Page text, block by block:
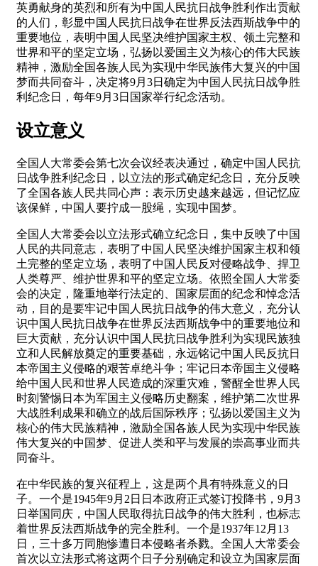
英勇献身的英烈和所有为中国人民抗日战争胜利作出贡献
的人们，彰显中国人民抗日战争在世界反法西斯战争中的
重要地位，表明中国人民坚决维护国家主权、领土完整和
世界和平的坚定立场，弘扬以爱国主义为核心的伟大民族
精神，激励全国各族人民为实现中华民族伟大复兴的中国
梦而共同奋斗，决定将9月3日确定为中国人民抗日战争胜
利纪念日，每年9月3日国家举行纪念活动。
设立意义
全国人大常委会第七次会议经表决通过，确定中国人民抗
日战争胜利纪念日，以立法的形式确定纪念日，充分反映
了全国各族人民共同心声：表示历史越来越远，但记忆应
该保鲜，中国人要拧成一股绳，实现中国梦。
全国人大常委会以立法形式确立纪念日，集中反映了中国
人民的共同意志，表明了中国人民坚决维护国家主权和领
土完整的坚定立场，表明了中国人民反对侵略战争、捍卫
人类尊严、维护世界和平的坚定立场。依照全国人大常委
会的决定，隆重地举行法定的、国家层面的纪念和悼念活
动，目的是要牢记中国人民抗日战争的伟大意义，充分认
识中国人民抗日战争在世界反法西斯战争中的重要地位和
巨大贡献，充分认识中国人民抗日战争胜利为实现民族独
立和人民解放奠定的重要基础，永远铭记中国人民反抗日
本帝国主义侵略的艰苦卓绝斗争；牢记日本帝国主义侵略
给中国人民和世界人民造成的深重灾难，警醒全世界人民
时刻警惕日本为军国主义侵略历史翻案，维护第二次世界
大战胜利成果和确立的战后国际秩序；弘扬以爱国主义为
核心的伟大民族精神，激励全国各族人民为实现中华民族
伟大复兴的中国梦、促进人类和平与发展的崇高事业而共
同奋斗。
在中华民族的复兴征程上，这是两个具有特殊意义的日
子。一个是1945年9月2日日本政府正式签订投降书，9月3
日举国同庆，中国人民取得抗日战争的伟大胜利，也标志
着世界反法西斯战争的完全胜利。一个是1937年12月13
日，三十多万同胞惨遭日本侵略者杀戮。全国人大常委会
首次以立法形式将这两个日子分别确定和设立为国家层面